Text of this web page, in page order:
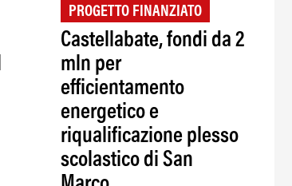
PROGETTO FINANZIATO
Castellabate, fondi da 2
mln per
efficientamento
energetico e
riqualificazione plesso
scolastico di San